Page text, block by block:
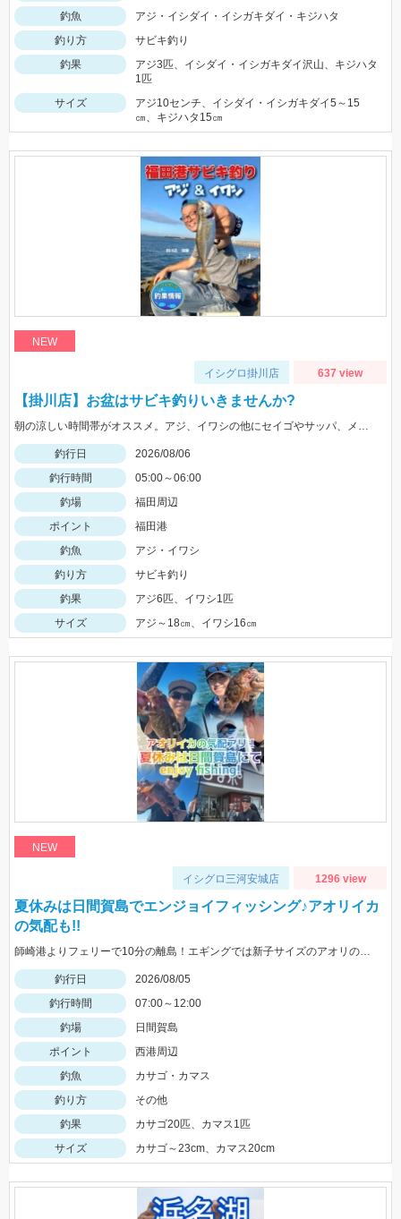
釣魚
アジ・イシダイ・イシガキダイ・キジハタ
釣り方
サビキ釣り
釣果
アジ3匹、イシダイ・イシガキダイ沢山、キジハタ
1匹
サイズ
アジ10センチ、イシダイ・イシガキダイ5～15
㎝、キジハタ15㎝
NEW
イシグロ掛川店 637 view
【掛川店】お盆はサビキ釣りいきませんか?
朝の涼しい時間帯がオススメ。アジ、イワシの他にセイゴやサッパ、メッキなども。仕掛けは『Tsulinoママカリ4号、ケイムラスキン4号』でOK。餌付け器で針にエサを付ければアタリはかなり増えますよ♪
釣行日
2026/08/06
釣行時間
05:00～06:00
釣場
福田周辺
ポイント
福田港
釣魚
アジ・イワシ
釣り方
サビキ釣り
釣果
アジ6匹、イワシ1匹
サイズ
アジ～18㎝、イワシ16㎝
NEW
イシグロ三河安城店 1296 view
夏休みは日間賀島でエンジョイフィッシング♪アオリイカ
の気配も!!
師崎港よりフェリーで10分の離島！エギングでは新子サイズのアオリのチェイス多数！ロックフィッシュは足元を10ｇの根魚玉で狙うと効果的♪カバスキャでも釣果あり！
釣行日
2026/08/05
釣行時間
07:00～12:00
釣場
日間賀島
ポイント
西港周辺
釣魚
カサゴ・カマス
釣り方
その他
釣果
カサゴ20匹、カマス1匹
サイズ
カサゴ～23cm、カマス20cm